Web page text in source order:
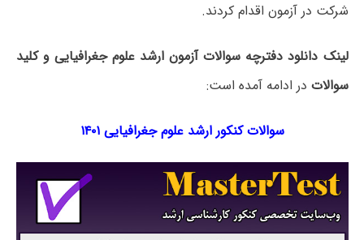
شرکت در آزمون اقدام کردند.
لینک دانلود دفترچه سوالات آزمون ارشد علوم جغرافیایی و کلید
سوالات در ادامه آمده است:
سوالات کنکور ارشد علوم جغرافیایی ۱۴۰۱